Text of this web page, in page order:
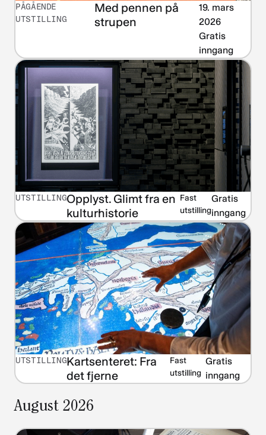
PÅGÅENDE
UTSTILLING
Med pennen på
strupen
19. mars
2026
Gratis
inngang
UTSTILLINGOpplyst. Glimt fra en
kulturhistorie
Fast
utstilling
Gratis
inngang
UTSTILLINGKartsenteret: Fra
det fjerne
Fast
utstilling
Gratis
inngang
August 2026